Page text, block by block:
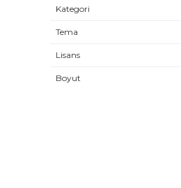
Kategori
Tema
Lisans
Boyut